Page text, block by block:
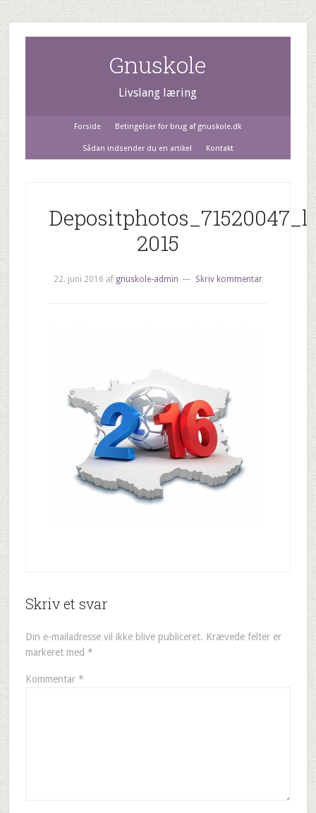
Gnuskole
Livslang læring
Forside Betingelser for brug af gnuskole.dk
Sådan indsender du en artikel Kontakt
Depositphotos_71520047_l-
2015
22. juni 2016 af gnuskole-admin Skriv kommentar
Skriv et svar
Din e-mailadresse vil ikke blive publiceret. Krævede felter er
markeret med *
Kommentar *